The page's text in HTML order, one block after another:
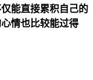
能直接累积自己的
情也比较能过得